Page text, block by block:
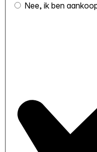
Nee, ik ben